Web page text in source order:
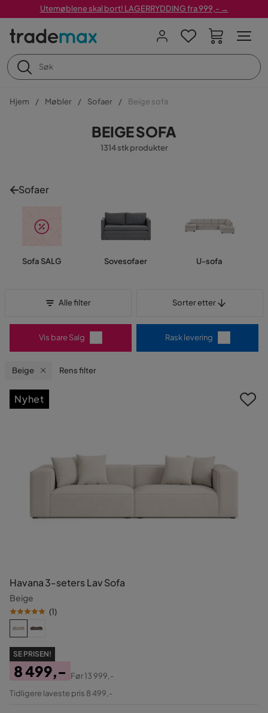
Utemøblene skal bort! LAGERRYDDING fra 999,- →
Hjem Møbler Sofaer Beige sofa
BEIGE SOFA
1314 stk produkter
Sofaer
Sofa SALG Sovesofaer U-sofa
Alle filter Sorter etter
Vis bare Salg Rask levering
Beige Rens filter
Havana 3-seters Lav Sofa
Beige
(1)
SE PRISEN!
Pris
8 499,-
Original
Før13 999,-
Tidligere laveste pris 8 499,-
Nyhet